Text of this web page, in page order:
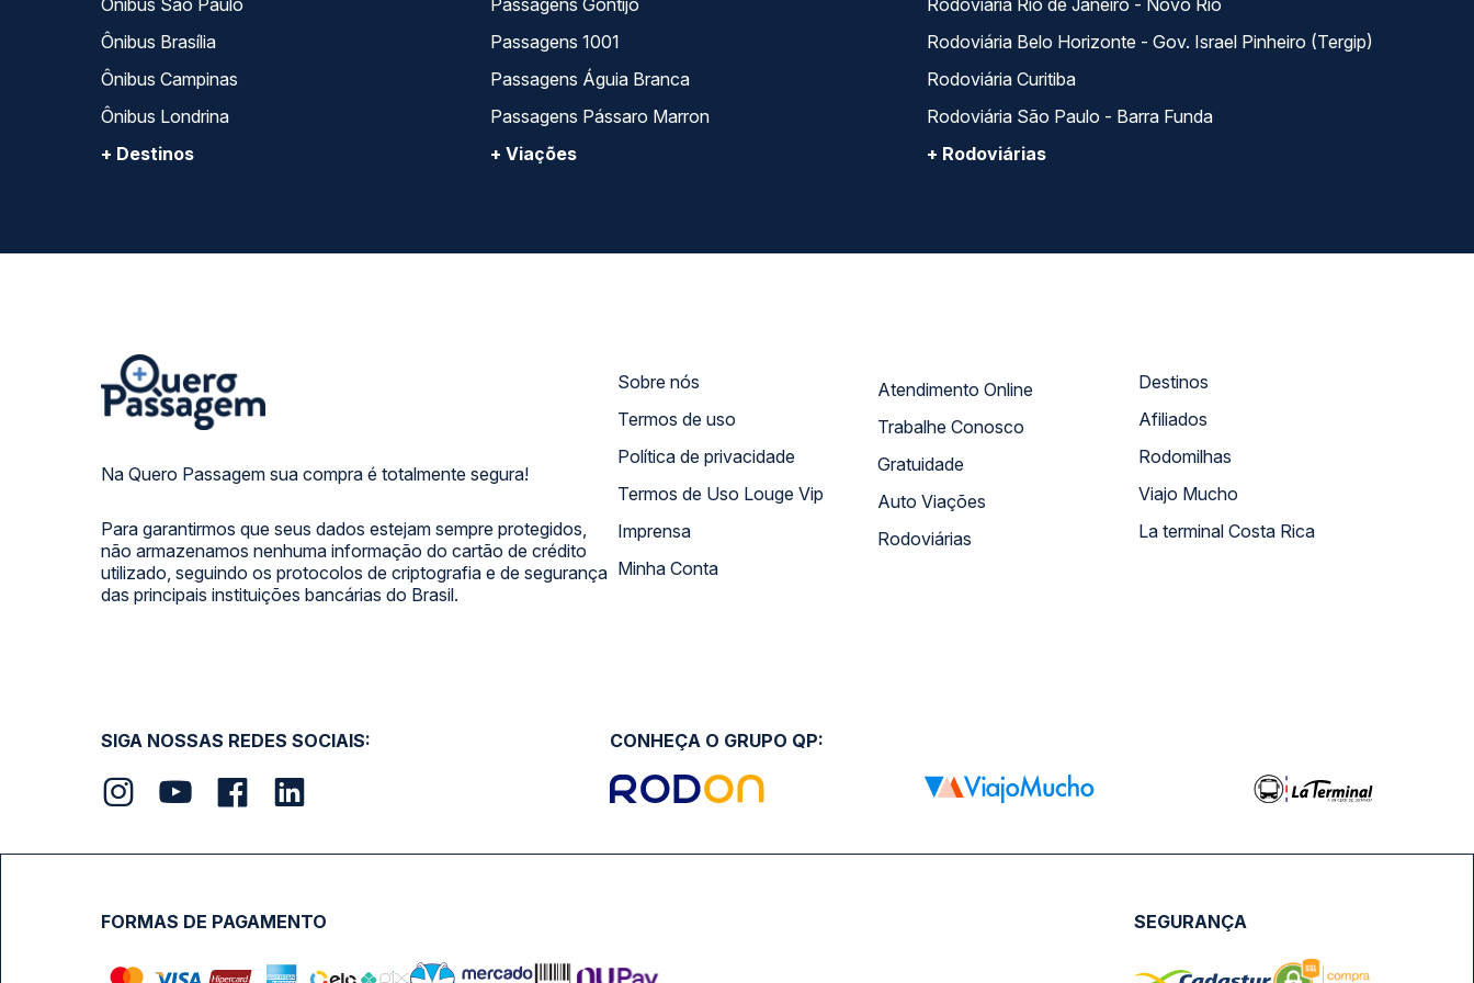
Ônibus São Paulo
Ônibus Brasília
Ônibus Campinas
Ônibus Londrina
+ Destinos
Passagens Gontijo
Passagens 1001
Passagens Águia Branca
Passagens Pássaro Marron
+ Viações
Rodoviária Rio de Janeiro - Novo Rio
Rodoviária Belo Horizonte - Gov. Israel Pinheiro (Tergip)
Rodoviária Curitiba
Rodoviária São Paulo - Barra Funda
+ Rodoviárias
Na Quero Passagem sua compra é totalmente segura!
Para garantirmos que seus dados estejam sempre protegidos,
não armazenamos nenhuma informação do cartão de crédito
utilizado, seguindo os protocolos de criptografia e de segurança
das principais instituições bancárias do Brasil.
Sobre nós
Termos de uso
Política de privacidade
Termos de Uso Louge Vip
Imprensa
Minha Conta
Atendimento Online
Trabalhe Conosco
Gratuidade
Auto Viações
Rodoviárias
Destinos
Afiliados
Rodomilhas
Viajo Mucho
La terminal Costa Rica
SIGA NOSSAS REDES SOCIAIS: CONHEÇA O GRUPO QP:
FORMAS DE PAGAMENTO SEGURANÇA